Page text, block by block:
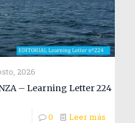
2026
– Learning Letter 224
0 Leer más